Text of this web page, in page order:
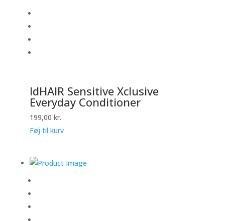
IdHAIR Sensitive Xclusive
Everyday Conditioner
199,00 kr.
Føj til kurv